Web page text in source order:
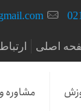
اصلی
مشاوره